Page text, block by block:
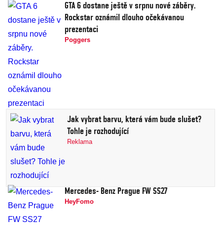
GTA 6 dostane ještě v srpnu nové záběry.
Rockstar oznámil dlouho očekávanou
prezentaci
Poggers
Jak vybrat barvu, která vám bude slušet?
Tohle je rozhodující
Reklama
Mercedes- Benz Prague FW SS27
HeyFomo